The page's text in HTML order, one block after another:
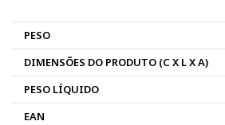
PESO
DIMENSÕES DO PRODUTO (C X L X A)
PESO LÍQUIDO
EAN